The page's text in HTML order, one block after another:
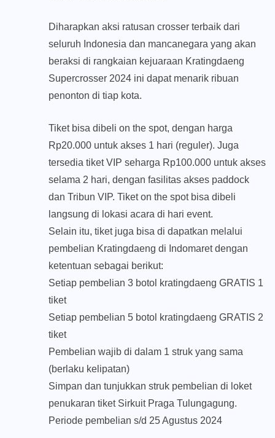
Diharapkan aksi ratusan crosser terbaik dari
seluruh Indonesia dan mancanegara yang akan
beraksi di rangkaian kejuaraan Kratingdaeng
Supercrosser 2024 ini dapat menarik ribuan
penonton di tiap kota.
Tiket bisa dibeli on the spot, dengan harga
Rp20.000 untuk akses 1 hari (reguler). Juga
tersedia tiket VIP seharga Rp100.000 untuk akses
selama 2 hari, dengan fasilitas akses paddock
dan Tribun VIP. Tiket on the spot bisa dibeli
langsung di lokasi acara di hari event.
Selain itu, tiket juga bisa di dapatkan melalui
pembelian Kratingdaeng di Indomaret dengan
ketentuan sebagai berikut:
Setiap pembelian 3 botol kratingdaeng GRATIS 1
tiket
Setiap pembelian 5 botol kratingdaeng GRATIS 2
tiket
Pembelian wajib di dalam 1 struk yang sama
(berlaku kelipatan)
Simpan dan tunjukkan struk pembelian di loket
penukaran tiket Sirkuit Praga Tulungagung.
Periode pembelian s/d 25 Agustus 2024